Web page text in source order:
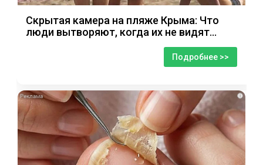
Скрытая камера на пляже Крыма: Что
люди вытворяют, когда их не видят...
Подробнее >>
i